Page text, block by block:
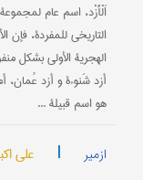
اَلْأَزْد،‌ اسم عام
التاريخي للمفردة،
الهجرية الأولی بشكل
أزد شَنوءة و أزد عُمان،
هو اسم قبيلة ...
ازمیر | علی